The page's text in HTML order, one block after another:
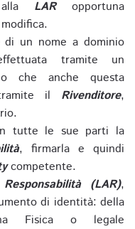
LARopportuna
di un nome a dominio
tramite un
che anche questa
il Rivenditore,
tutte le sue parti la
, firmarla e quindi
competente.
(LAR),
di identità: della
Fisica o legale